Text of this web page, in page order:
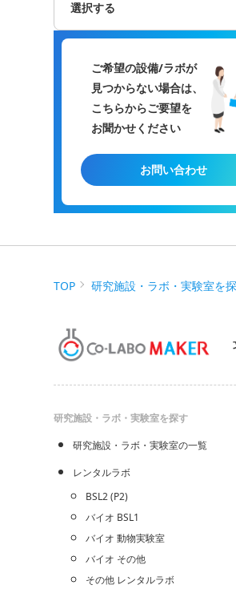
選択する
ご希望の設備/ラボが
見つからない場合は、
こちらからご要望を
お聞かせください
お問い合わせ
TOP 研究施設・ラボ・実験室を
研究施設・ラボ・実験室を探す
研究施設・ラボ・実験室の一覧
レンタルラボ
BSL2 (P2)
バイオ BSL1
バイオ 動物実験室
バイオ その他
その他 レンタルラボ